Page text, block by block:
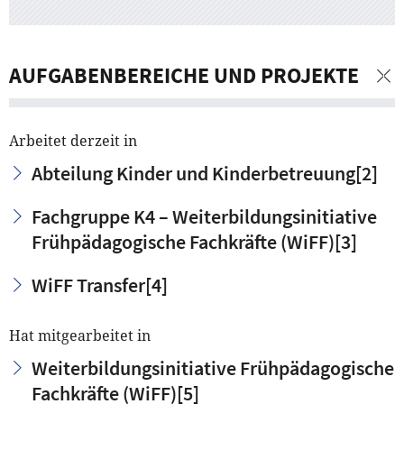
AUFGABENBEREICHE UND PROJEKTE
Arbeitet derzeit in
Abteilung Kinder und Kinderbetreuung[2]
Fachgruppe K4 – Weiterbildungsinitiative
Frühpädagogische Fachkräfte (WiFF)[3]
WiFF Transfer[4]
Hat mitgearbeitet in
Weiterbildungsinitiative Frühpädagogische
Fachkräfte (WiFF)[5]